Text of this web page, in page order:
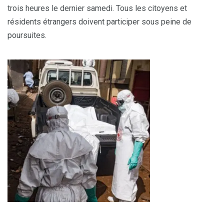
trois heures le dernier samedi. Tous les citoyens et
résidents étrangers doivent participer sous peine de
poursuites.